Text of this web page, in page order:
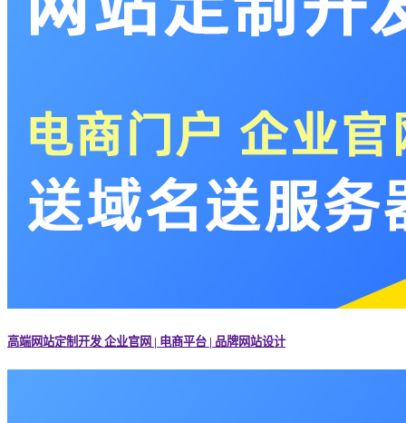
高端网站定制开发 企业官网 | 电商平台 | 品牌网站设计